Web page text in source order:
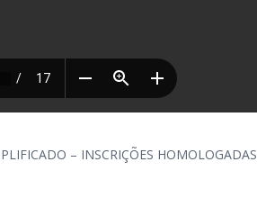
– INSCRIÇÕES HOMOLOGADAS